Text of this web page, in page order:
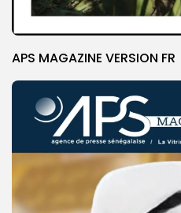
APS MAGAZINE VERSION FR